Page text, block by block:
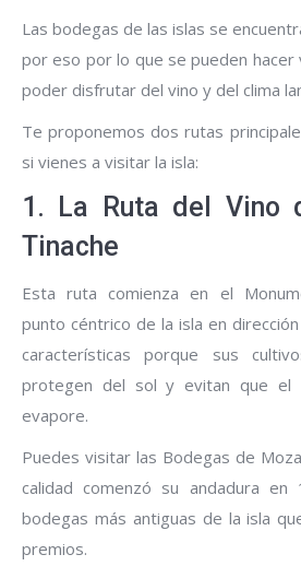
Las bodegas de las islas se
por eso por lo que se pueden
poder disfrutar del vino y del clima
Te proponemos dos rutas
si vienes a visitar la isla:
1. La Ruta del Vino
Tinache
Esta ruta comienza en el
punto céntrico de la isla en
características porque sus
protegen del sol y evitan que el
evapore.
Puedes visitar las Bodegas de
calidad comenzó su andadura
bodegas más antiguas de la isla
premios.